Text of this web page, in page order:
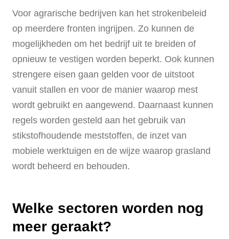
Voor agrarische bedrijven kan het strokenbeleid
op meerdere fronten ingrijpen. Zo kunnen de
mogelijkheden om het bedrijf uit te breiden of
opnieuw te vestigen worden beperkt. Ook kunnen
strengere eisen gaan gelden voor de uitstoot
vanuit stallen en voor de manier waarop mest
wordt gebruikt en aangewend. Daarnaast kunnen
regels worden gesteld aan het gebruik van
stikstofhoudende meststoffen, de inzet van
mobiele werktuigen en de wijze waarop grasland
wordt beheerd en behouden.
Welke sectoren worden nog
meer geraakt?